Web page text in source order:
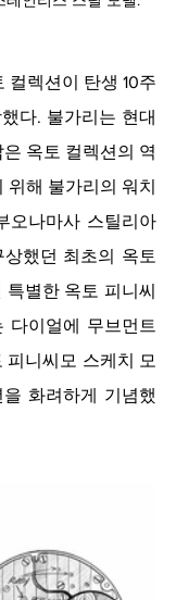
컬렉션이 탄생 10주
다. 불가리는 현대
옥토 컬렉션의 역
해 불가리의 워치
오나마사 스틸리아
상했던 최초의 옥토
별한 옥토 피니씨
다이얼에 무브먼트
니씨모 스케치 모
화려하게 기념했